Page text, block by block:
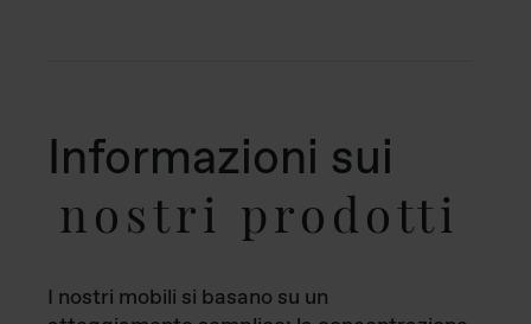
Informazioni sui
nostri prodotti
I nostri mobili si basano su un